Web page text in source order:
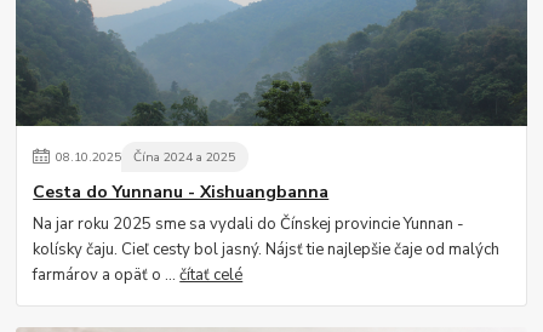
08.10.2025 Čína 2024 a 2025
Cesta do Yunnanu - Xishuangbanna
Na jar roku 2025 sme sa vydali do Čínskej provincie Yunnan -
kolísky čaju. Cieľ cesty bol jasný. Nájsť tie najlepšie čaje od malých
farmárov a opäť o ...čítať celé